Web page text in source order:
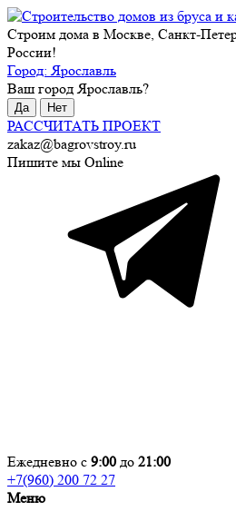
Строим дома в Москве, Санкт-
России!
Город:Ярославль
Ваш городЯрославль?
Да Нет
РАССЧИТАТЬ ПРОЕКТ
zakaz@bagrovstroy.ru
Пишите мы Online
Ежедневно с 9:00 до 21:00
+7(960) 200 72 27
Меню